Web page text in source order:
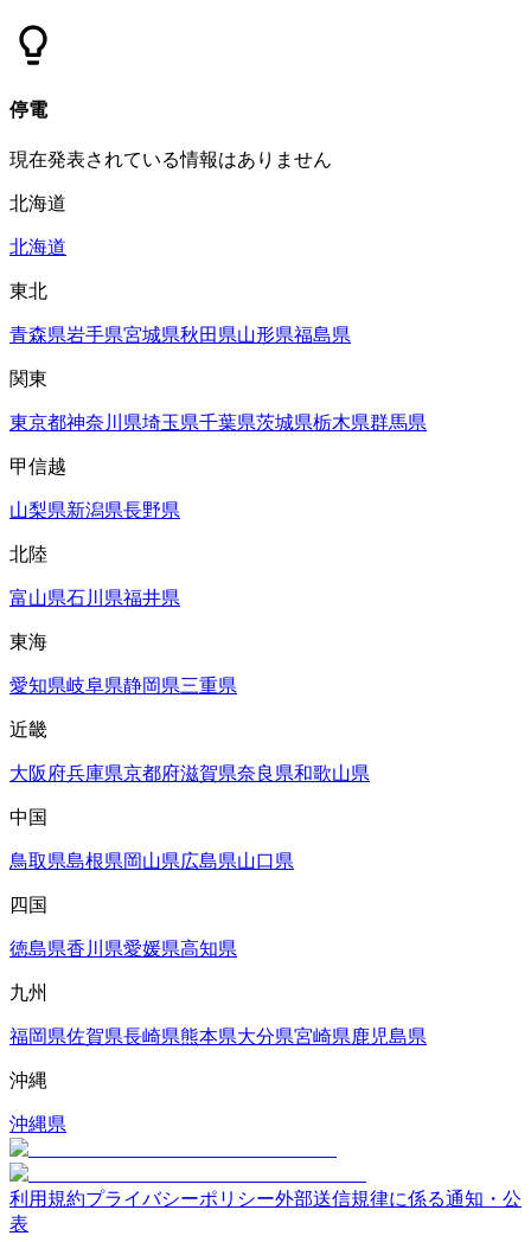
停電
現在発表されている情報はありません
北海道
北海道
東北
青森県岩手県宮城県秋田県山形県福島県
関東
東京都神奈川県埼玉県千葉県茨城県栃木県群馬県
甲信越
山梨県新潟県長野県
北陸
富山県石川県福井県
東海
愛知県岐阜県静岡県三重県
近畿
大阪府兵庫県京都府滋賀県奈良県和歌山県
中国
鳥取県島根県岡山県広島県山口県
四国
徳島県香川県愛媛県高知県
九州
福岡県佐賀県長崎県熊本県大分県宮崎県鹿児島県
沖縄
沖縄県
利用規約プライバシーポリシー外部送信規律に係る通知・公
表